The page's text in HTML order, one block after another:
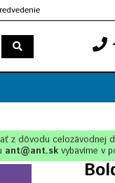
z dôvodu celozávodnej
ant@ant.skvybavíme v